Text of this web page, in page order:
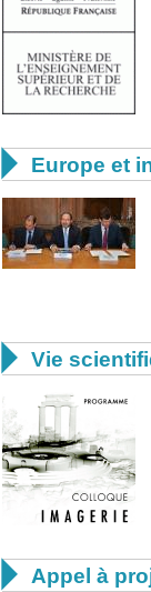
 Europe et
 Vie
 Appel à